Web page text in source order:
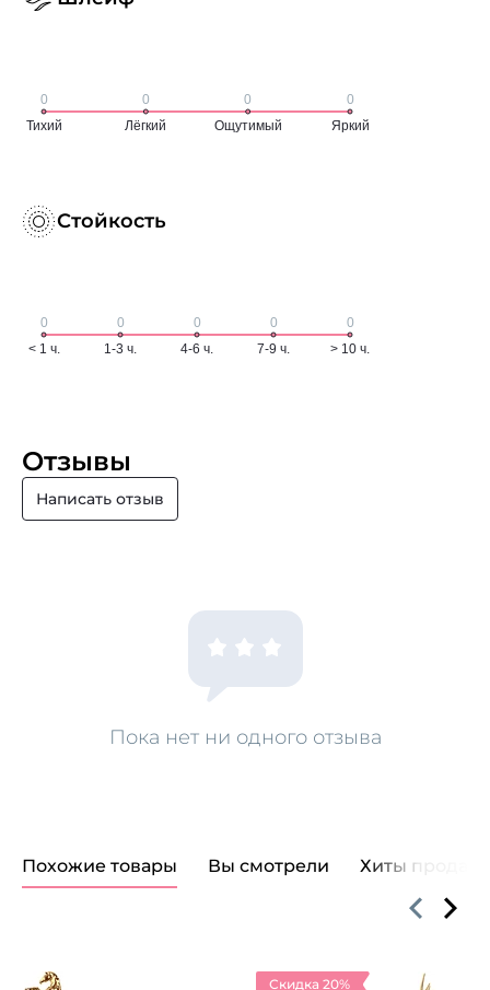
Стойкость
Отзывы
Написать отзыв
Пока нет ни одного отзыва
Похожие товары Вы смотрели Хиты продаж
Скидка 20%